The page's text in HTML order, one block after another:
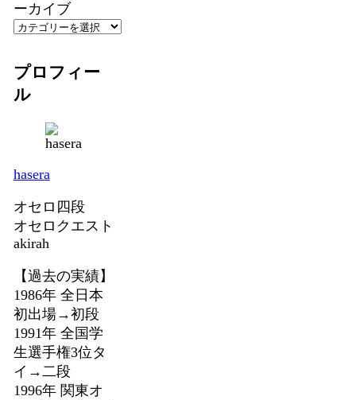
ーカイブ
プロフィー
ル
hasera
オセロ四段
オセロクエスト
akirah
【過去の実績】
1986年 全日本
初出場→初段
1991年 全国学
生選手権3位タ
イ→二段
1996年 関東オ